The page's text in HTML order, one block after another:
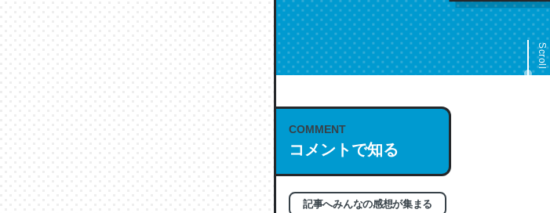
Scroll
COMMENT
コメントで知る
記事へみんなの感想が集まる
これは名文。彼はとてもクレバーなんだろうな
もお勧め。自分はこの流れ好き。Let’s
─今のこの状況が信じられるかい？ by ラーズ・ヌートバー